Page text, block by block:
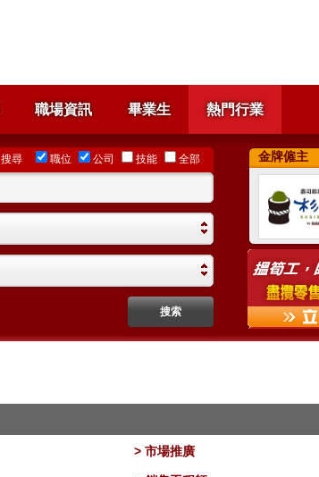
職場資訊 畢業生 熱門行業
搜尋 職位 公司 技能 全部 金牌僱主
> 市場推廣